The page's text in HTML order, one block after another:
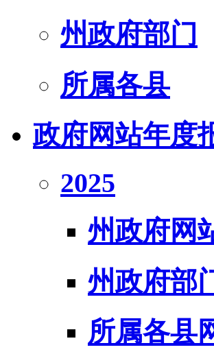
州政府部门
所属各县
政府网站年度
2025
州政府网
州政府部
所属各县